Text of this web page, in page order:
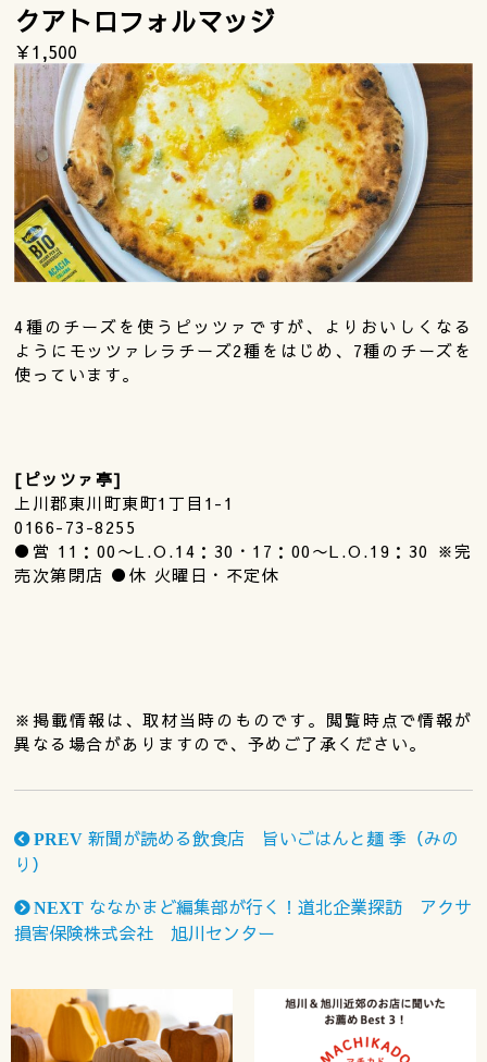
クアトロフォルマッジ
￥1,500
4種のチーズを使うピッツァですが、よりおいしくなる
ようにモッツァレラチーズ2種をはじめ、7種のチーズを
使っています。
[ピッツァ亭]
上川郡東川町東町1丁目1-1
0166-73-8255
●営 11：00〜L.O.14：30・17：00〜L.O.19：30 ※完
売次第閉店 ●休 火曜日・不定休
※掲載情報は、取材当時のものです。閲覧時点で情報が
異なる場合がありますので、予めご了承ください。
PREV 新聞が読める飲食店 旨いごはんと麺 季（みの
り）
NEXT ななかまど編集部が行く！道北企業探訪 アクサ
損害保険株式会社 旭川センター